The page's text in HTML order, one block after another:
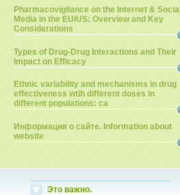
Pharmacovigilance on the Internet & Social
Media in the EU/US: Overview and Key
Considerations
Types of Drug-Drug Interactions and Their
Impact on Efficacy
Ethnic variability and mechanisms in drug
effectiveness wtih different doses in
different populations: ca
Информация о сайте. Information about
website
Это важно.